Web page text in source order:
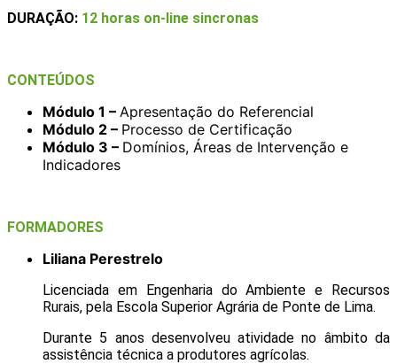
DURAÇÃO: 12 horas on-line sincronas
CONTEÚDOS
Módulo 1 – Apresentação do Referencial
Módulo 2 – Processo de Certificação
Módulo 3 – Domínios, Áreas de Intervenção e
Indicadores
FORMADORES
Liliana Perestrelo
Licenciada em Engenharia do Ambiente e Recursos
Rurais, pela Escola Superior Agrária de Ponte de Lima.
Durante 5 anos desenvolveu atividade no âmbito da
assistência técnica a produtores agrícolas.